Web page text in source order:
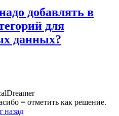
добавлять в
для
данных?
= отметить как решение.
назад